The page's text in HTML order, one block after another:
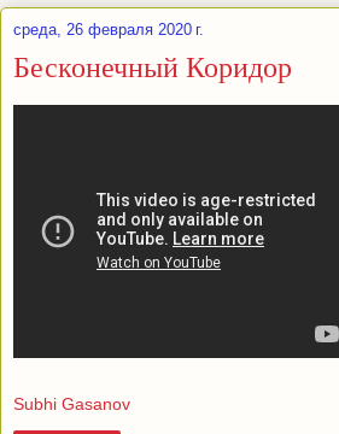
среда, 26 февраля 2020 г.
Бесконечный Коридор
Subhi Gasanov